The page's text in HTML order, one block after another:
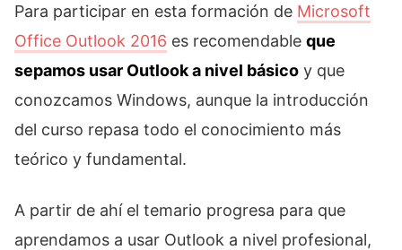
Para participar en esta formación de Microsoft
Office Outlook 2016 es recomendable que
sepamos usar Outlook a nivel básico y que
conozcamos Windows, aunque la introducción
del curso repasa todo el conocimiento más
teórico y fundamental.
A partir de ahí el temario progresa para que
aprendamos a usar Outlook a nivel profesional,